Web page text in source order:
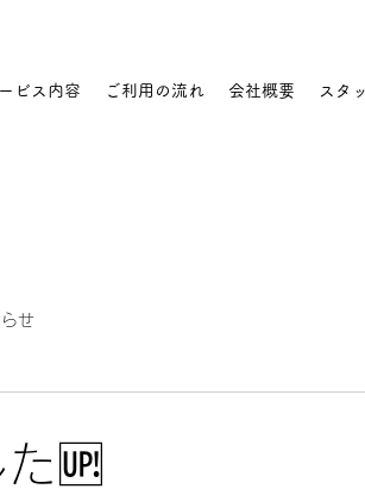
ビス内容 ご利用の流れ 会社概要 スタ
せ
🆙